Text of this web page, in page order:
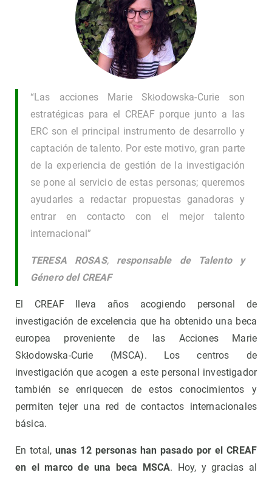
“Las acciones Marie Skłodowska-Curie son
estratégicas para el CREAF porque junto a las
ERC son el principal instrumento de desarrollo y
captación de talento. Por este motivo, gran parte
de la experiencia de gestión de la investigación
se pone al servicio de estas personas; queremos
ayudarles a redactar propuestas ganadoras y
entrar en contacto con el mejor talento
internacional”
TERESA ROSAS, responsable de Talento y
Género del CREAF
El CREAF lleva años acogiendo personal de
investigación de excelencia que ha obtenido una beca
europea proveniente de las Acciones Marie
Skłodowska-Curie (MSCA). Los centros de
investigación que acogen a este personal investigador
también se enriquecen de estos conocimientos y
permiten tejer una red de contactos internacionales
básica.
En total, unas 12 personas han pasado por el CREAF
en el marco de una beca MSCA. Hoy, y gracias al